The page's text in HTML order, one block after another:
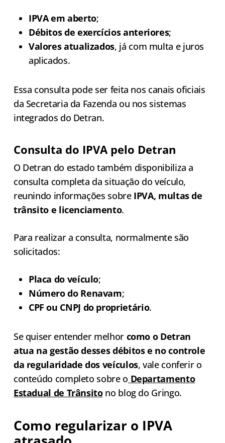
IPVA em aberto;
Débitos de exercícios anteriores;
Valores atualizados, já com multa e juros
aplicados.
Essa consulta pode ser feita nos canais oficiais
da Secretaria da Fazenda ou nos sistemas
integrados do Detran.
Consulta do IPVA pelo Detran
O Detran do estado também disponibiliza a
consulta completa da situação do veículo,
reunindo informações sobre IPVA, multas de
trânsito e licenciamento.
Para realizar a consulta, normalmente são
solicitados:
Placa do veículo;
Número do Renavam;
CPF ou CNPJ do proprietário.
Se quiser entender melhor como o Detran
atua na gestão desses débitos e no controle
da regularidade dos veículos, vale conferir o
conteúdo completo sobre o Departamento
Estadual de Trânsitono blog do Gringo.
Como regularizar o IPVA